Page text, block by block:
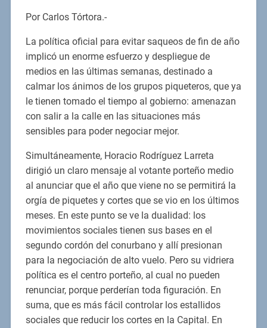
Por Carlos Tórtora.-
La política oficial para evitar saqueos de fin de año
implicó un enorme esfuerzo y despliegue de
medios en las últimas semanas, destinado a
calmar los ánimos de los grupos piqueteros, que ya
le tienen tomado el tiempo al gobierno: amenazan
con salir a la calle en las situaciones más
sensibles para poder negociar mejor.
Simultáneamente, Horacio Rodríguez Larreta
dirigió un claro mensaje al votante porteño medio
al anunciar que el año que viene no se permitirá la
orgía de piquetes y cortes que se vio en los últimos
meses. En este punto se ve la dualidad: los
movimientos sociales tienen sus bases en el
segundo cordón del conurbano y allí presionan
para la negociación de alto vuelo. Pero su vidriera
política es el centro porteño, al cual no pueden
renunciar, porque perderían toda figuración. En
suma, que es más fácil controlar los estallidos
sociales que reducir los cortes en la Capital. En